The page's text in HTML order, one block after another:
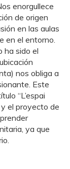
enorgullece
de origen
en las aulas
en el entorno.
ha sido el
nos obliga a
Este
“L’espai
el proyecto de
ya que